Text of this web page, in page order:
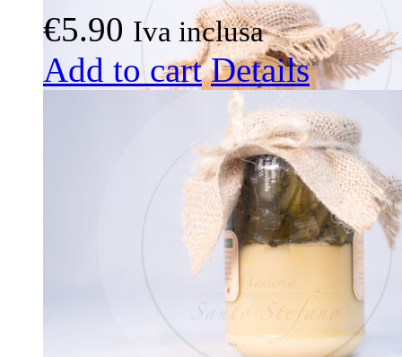
€5.90 Iva inclusa
Add to cart Details